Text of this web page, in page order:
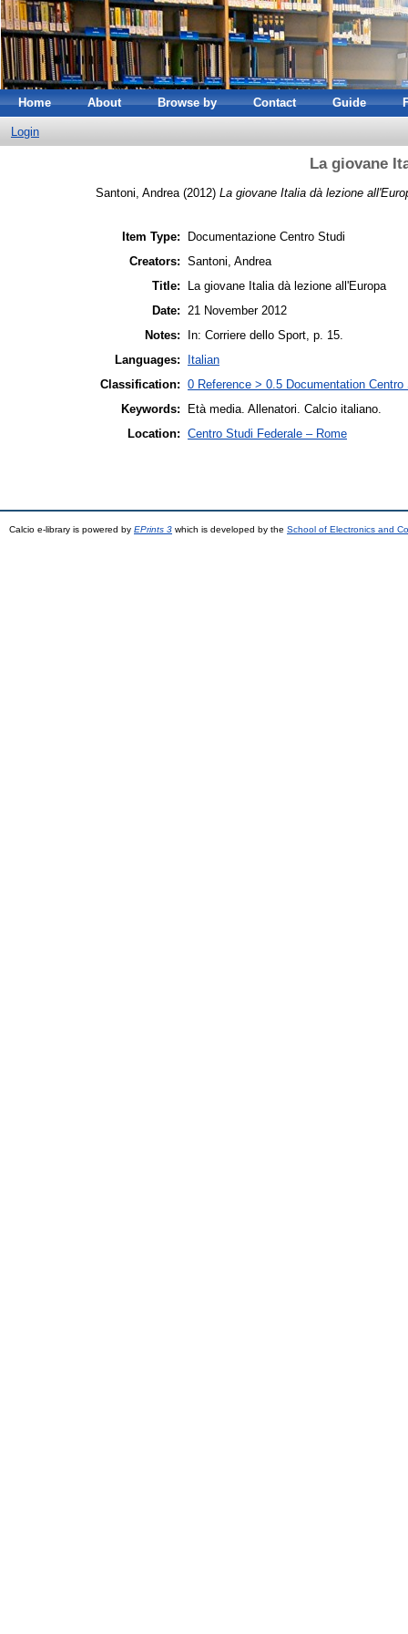
Home About Browse by Contact Guide
Login
La giovane
Santoni, Andrea(2012) La giovane Italia dà lezione
Item Type:
Documentazione Centro Studi
Creators: Santoni, Andrea
Title:
La giovane Italia dà lezione all'Europa
Date:
21 November 2012
Notes:
In: Corriere dello Sport, p. 15.
Languages:
Italian
Classification: 0 Reference > 0.5 Documentation
Keywords:
Età media. Allenatori. Calcio italiano.
Location: Centro Studi Federale – Rome
Calcio e-library is powered by EPrints 3 which is developed by the School of Electronics and